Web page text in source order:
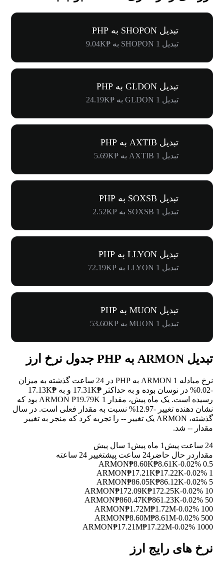
تبدیل SHOPON به PHP
تبدیل 1 SHOPON به ₱9.04K
تبدیل GLDON به PHP
تبدیل 1 GLDON به ₱24.19K
تبدیل AXTIB به PHP
تبدیل 1 AXTIB به ₱5.69K
تبدیل SOXSB به PHP
تبدیل 1 SOXSB به ₱2.52K
تبدیل LLYON به PHP
تبدیل 1 LLYON به ₱72.19K
تبدیل MUON به PHP
تبدیل 1 MUON به ₱53.60K
تبدیل ARMON به PHP جدول نرخ ارز
نرخ مبادله 1 ARMON به PHP در 24 ساعت گذشته به میزان
-0.02%
در نوسان بوده و به حداکثر ₱17.31K و به ₱17.13K
رسیده است. یک ماه پیش، مقدار 1 ARMON ₱19.79K بود که
نشان دهنده تغییر -12.97%
نسبت به مقدار فعلی است. در سال
گذشته، ARMON یک تغییر
-- را تجربه کرد که منجر به تغییر
مقدار -- شد.
24 ساعت پیش 1 ماه پیش
1 سال پیش
مقدار در حال حاضر 24 ساعت پیش
تغییر 24 ساعته
0.5 ARMON
₱8.60K₱8.61K-0.02%
1 ARMON
₱17.21K₱17.22K-0.02%
5 ARMON
₱86.05K₱86.12K-0.02%
10 ARMON
₱172.09K₱172.25K-0.02%
50 ARMON
₱860.47K₱861.23K-0.02%
100 ARMON
₱1.72M₱1.72M-0.02%
500 ARMON
₱8.60M₱8.61M-0.02%
1000 ARMON
₱17.21M₱17.22M-0.02%
نرخ های رایج ارز